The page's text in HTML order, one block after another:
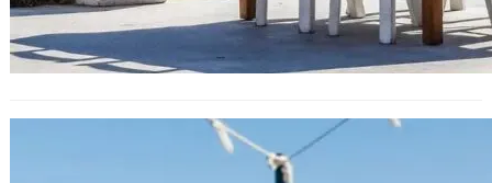
Масови проверки по Южното
Черноморие: Гуцанов обяви над 19
000 нарушения в туризма